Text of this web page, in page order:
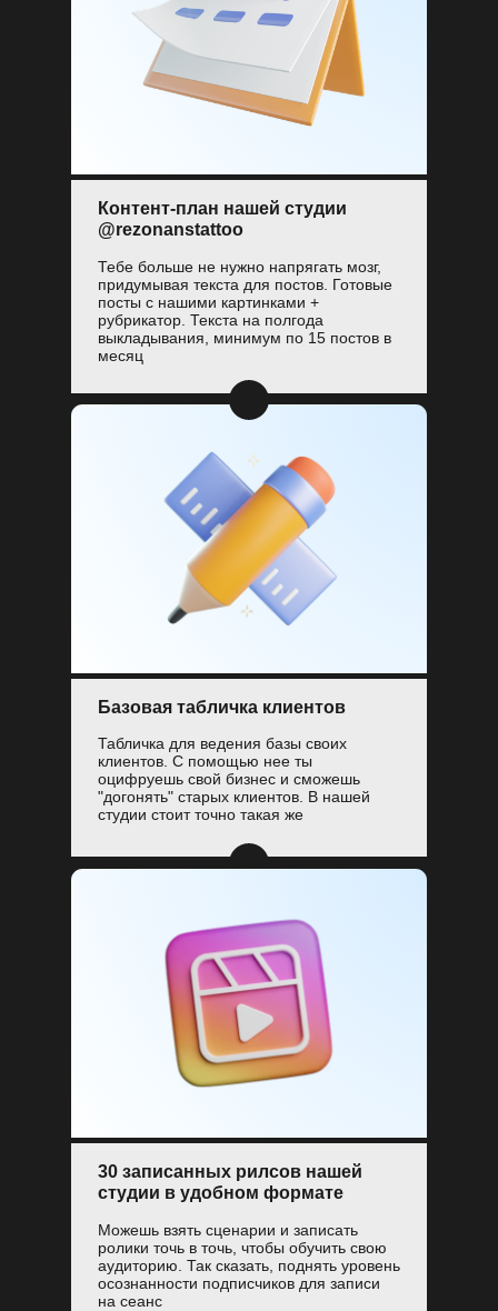
Контент-план нашей студии
@rezonanstattoo
Тебе больше не нужно напрягать мозг,
придумывая текста для постов. Готовые
посты с нашими картинками +
рубрикатор. Текста на полгода
выкладывания, минимум по 15 постов в
месяц
Базовая табличка клиентов
Табличка для ведения базы своих
клиентов. С помощью нее ты
оцифруешь свой бизнес и сможешь
"догонять" старых клиентов. В нашей
студии стоит точно такая же
30 записанных рилсов нашей
студии в удобном формате
Можешь взять сценарии и записать
ролики точь в точь, чтобы обучить свою
аудиторию. Так сказать, поднять уровень
осознанности подписчиков для записи
на сеанс